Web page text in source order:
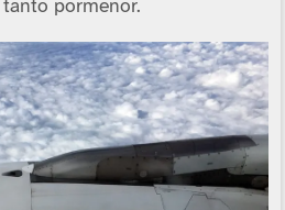
tanto pormenor.